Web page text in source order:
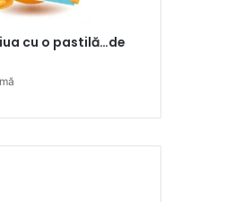
cu o pastilă…de